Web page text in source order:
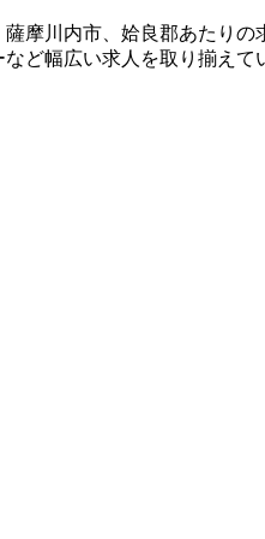
摩川内市、姶良郡あたりの
ど幅広い求人を取り揃えて